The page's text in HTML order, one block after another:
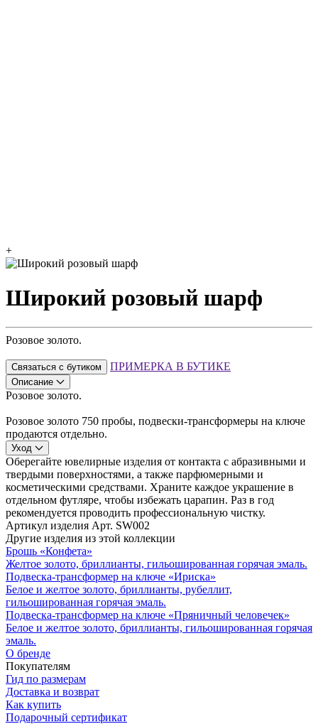
+
Широкий розовый шарф
Розовое золото.
Связаться с бутиком ПРИМЕРКА В БУТИКЕ
Описание
Розовое золото.
Розовое золото 750 пробы, подвески-трансформеры на ключе
продаются отдельно.
Уход
Оберегайте ювелирные изделия от контакта с абразивными и
твердыми поверхностями, а также парфюмерными и
косметическими средствами. Храните каждое украшение в
отдельном футляре, чтобы избежать царапин. Раз в год
рекомендуется проводить профессиональную чистку.
Артикул изделия Арт. SW002
Другие изделия из этой коллекции
Брошь «Конфета»
Желтое золото, бриллианты, гильошированная горячая эмаль.
Подвеска-трансформер на ключе «Ириска»
Белое и желтое золото, бриллианты, рубеллит,
гильошированная горячая эмаль.
Подвеска-трансформер на ключе «Пряничный человечек»
Белое и желтое золото, бриллианты, гильошированная горячая
эмаль.
О бренде
Покупателям
Гид по размерам
Доставка и возврат
Как купить
Подарочный сертификат